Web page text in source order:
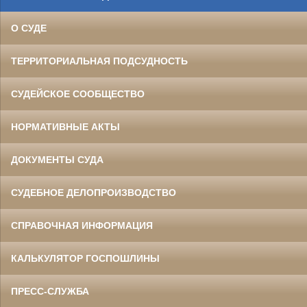
О СУДЕ
ТЕРРИТОРИАЛЬНАЯ ПОДСУДНОСТЬ
СУДЕЙСКОЕ СООБЩЕСТВО
НОРМАТИВНЫЕ АКТЫ
ДОКУМЕНТЫ СУДА
СУДЕБНОЕ ДЕЛОПРОИЗВОДСТВО
СПРАВОЧНАЯ ИНФОРМАЦИЯ
КАЛЬКУЛЯТОР ГОСПОШЛИНЫ
ПРЕСС-СЛУЖБА